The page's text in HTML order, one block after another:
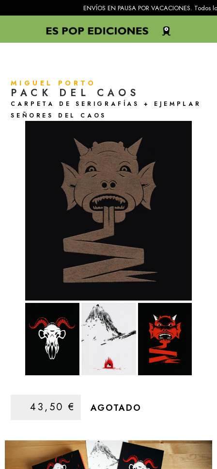
ENVÍOS EN PAUSA POR VACACIONES. Todos los
MIGUEL PORTO
PACK DEL CAOS
CARPETA DE SERIGRAFÍAS + EJEMPLAR
SEÑORES DEL CAOS
43,50€ AGOTADO